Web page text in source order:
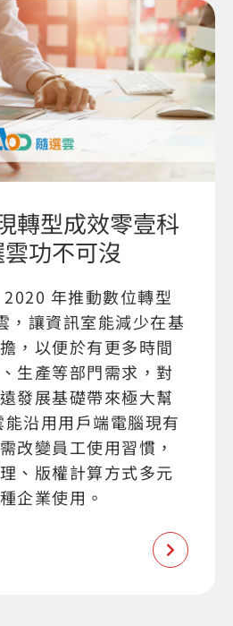
轉型成效零壹科
功不可沒
年推動數位轉型
，讓資訊室能減少在基
，以便於有更多時間
生產等部門需求，對
發展基礎帶來極大幫
沿用用戶端電腦現有
改變員工使用習慣，
、版權計算方式多元
企業使用。